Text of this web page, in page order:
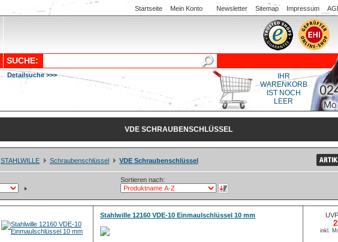
Startseite Mein Konto Newsletter Sitemap Impressum
SUCHE:
Detailsuche >>>
IHR
WARENKORB
IST NOCH
LEER
VDE SCHRAUBENSCHLÜSSEL
STAHLWILLE Schraubenschlüssel VDE Schraubenschlüssel
Sortieren nach:
Stahlwille 12160 VDE-10 Einmaulschlüssel 10 mm
inkl.